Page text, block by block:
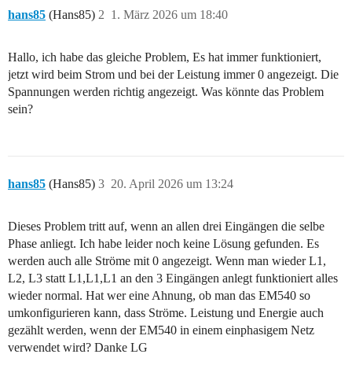
hans85 (Hans85) 1. März 2026 um 18:40
2
Hallo, ich habe das gleiche Problem, Es hat immer funktioniert,
jetzt wird beim Strom und bei der Leistung immer 0 angezeigt. Die
Spannungen werden richtig angezeigt. Was könnte das Problem
sein?
hans85 (Hans85) 20. April 2026 um 13:24
3
Dieses Problem tritt auf, wenn an allen drei Eingängen die selbe
Phase anliegt. Ich habe leider noch keine Lösung gefunden. Es
werden auch alle Ströme mit 0 angezeigt. Wenn man wieder L1,
L2, L3 statt L1,L1,L1 an den 3 Eingängen anlegt funktioniert alles
wieder normal. Hat wer eine Ahnung, ob man das EM540 so
umkonfigurieren kann, dass Ströme. Leistung und Energie auch
gezählt werden, wenn der EM540 in einem einphasigem Netz
verwendet wird? Danke LG